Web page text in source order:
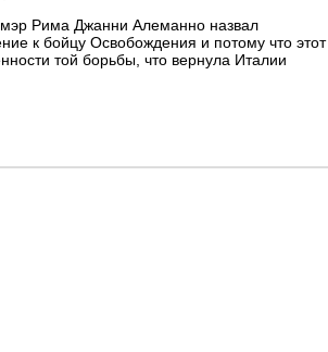
Рима Джанни Алеманно назвал
к бойцу Освобождения и потому что этот
той борьбы, что вернула Италии